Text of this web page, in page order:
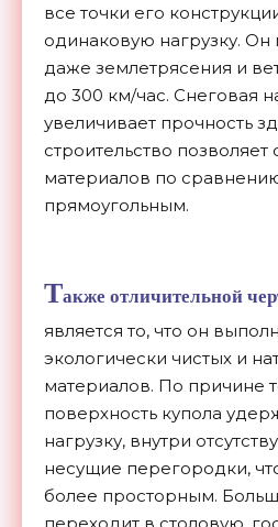
все точки его
одинаковую нагрузку.
даже землетрясения и
до 300 км/час. Снеговая
увеличивает прочность
строительство позволяет
материалов по
прямоугольным.
Также отличительной
является то, что он
экологически чистых и
материалов. По причине
поверхность купола
нагрузку, внутри
несущие перегородки,
более просторным.